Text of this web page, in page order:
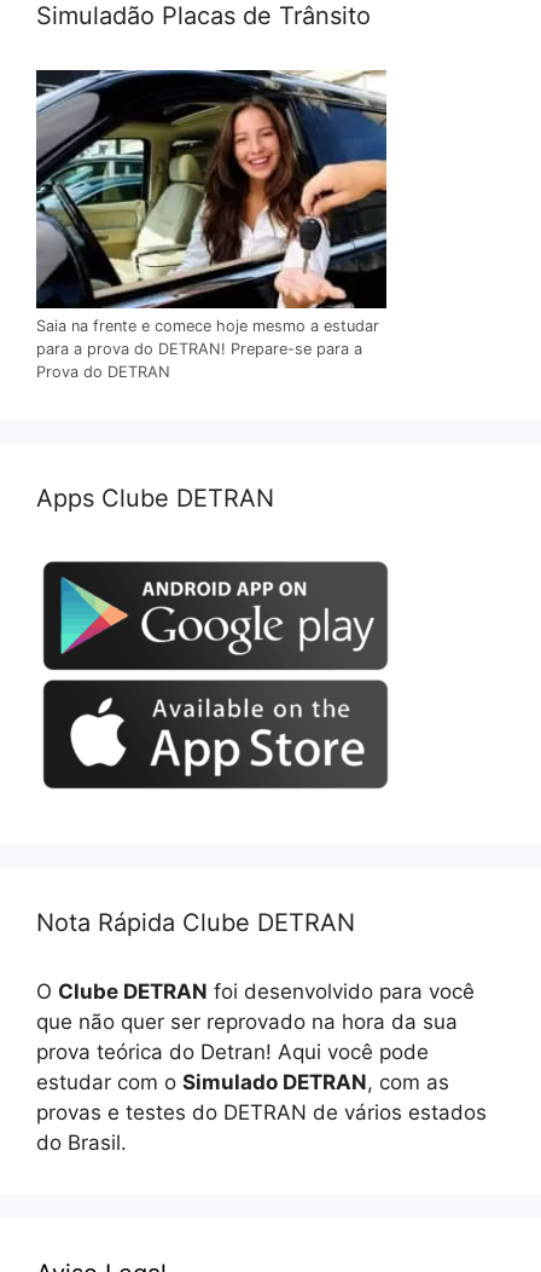
Simuladão Placas de Trânsito
Saia na frente e comece hoje mesmo a estudar
para a prova do DETRAN! Prepare-se para a
Prova do DETRAN
Apps Clube DETRAN
Nota Rápida Clube DETRAN
O Clube DETRAN foi desenvolvido para você
que não quer ser reprovado na hora da sua
prova teórica do Detran! Aqui você pode
estudar com o Simulado DETRAN, com as
provas e testes do DETRAN de vários estados
do Brasil.